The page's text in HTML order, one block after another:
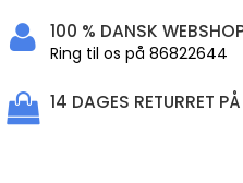
100 % DANSK
Ring til os på 86822644
14 DAGES RETURRET